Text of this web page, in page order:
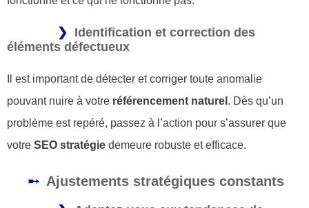
Identification et correction des
éléments défectueux
Il est important de détecter et corriger toute anomalie
pouvant nuire à votre référencement naturel . Dès qu’un
problème est repéré, passez à l’action pour s’assurer que
votre SEO stratégie demeure robuste et efficace.
Ajustements stratégiques constants